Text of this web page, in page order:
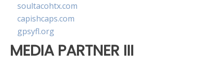
soultacohtx.com
capishcaps.com
gpsyfl.org
MEDIA PARTNER III